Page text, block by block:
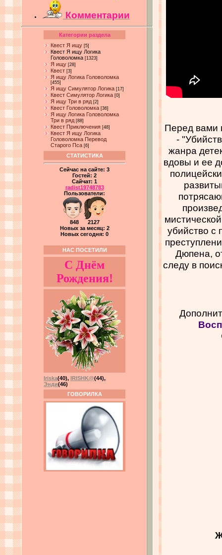
Комментарии
Категории раздела
Квест Я ищу [5]
Квест Я ищу Логика
Головоломка [1323]
Я ищу [28]
Квест [3]
Я ищу Логика Головоломка
[455]
Я ищу Симулятор Логика [17]
Квест Симулятор Логика [0]
Я ищу Три в ряд [2]
Квест Головоломка [36]
Я ищу Логика Головоломка
Три в ряд [88]
Квест Приключения [48]
Квест Я ищу Логика
Головоломка Перевод
Старого Пса [6]
СТАТИСТИКА
Сейчас на сайте: 3
Гостей: 2
Сайчат: 1
radist19748783
Пользователи:
848 2127
Новых за месяц: 2
Новых сегодня: 0
НАС ПОСЕТИЛИ
С Днём
Рождения!
Iriska(40), IRISHK@(44),
Энди(46)
ГОВОРИЛКА
Перед вами
-
жанра
вдовы и ее
убийство с
Дюпена,
следу в